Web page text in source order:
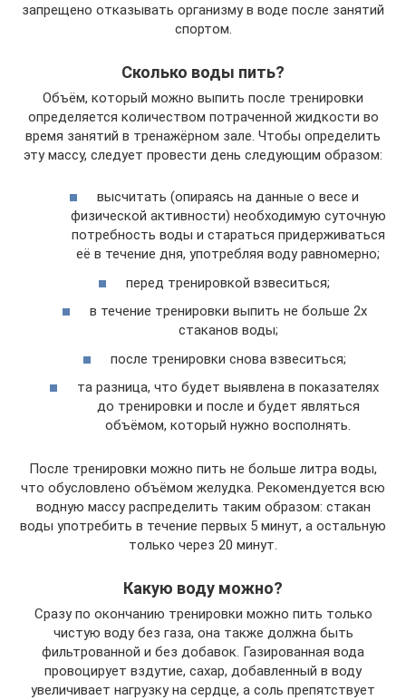
запрещено отказывать организму в воде после занятий
спортом.
Сколько воды пить?
Объём, который можно выпить после тренировки
определяется количеством потраченной жидкости во
время занятий в тренажёрном зале. Чтобы определить
эту массу, следует провести день следующим образом:
высчитать (опираясь на данные о весе и
физической активности) необходимую суточную
потребность воды и стараться придерживаться
её в течение дня, употребляя воду равномерно;
перед тренировкой взвеситься;
в течение тренировки выпить не больше 2х
стаканов воды;
после тренировки снова взвеситься;
та разница, что будет выявлена в показателях
до тренировки и после и будет являться
объёмом, который нужно восполнять.
После тренировки можно пить не больше литра воды,
что обусловлено объёмом желудка. Рекомендуется всю
водную массу распределить таким образом: стакан
воды употребить в течение первых 5 минут, а остальную
только через 20 минут.
Какую воду можно?
Сразу по окончанию тренировки можно пить только
чистую воду без газа, она также должна быть
фильтрованной и без добавок. Газированная вода
провоцирует вздутие, сахар, добавленный в воду
увеличивает нагрузку на сердце, а соль препятствует